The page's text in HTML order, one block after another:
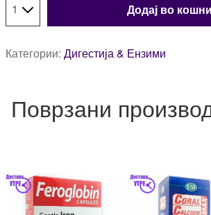
Додај во
Категории: Дигестија & Ензими
Поврзани